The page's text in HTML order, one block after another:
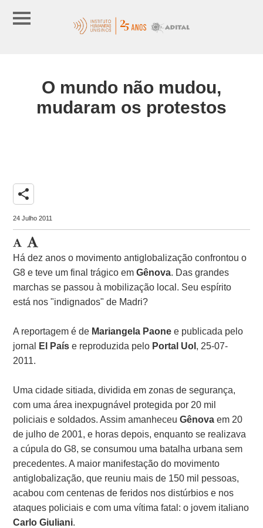
O mundo não mudou,
mudaram os protestos
share
24 Julho 2011
Há dez anos o movimento antiglobalização confrontou o
G8 e teve um final trágico emGênova. Das grandes
marchas se passou à mobilização local. Seu espírito
está nos "indignados" de Madri?
A reportagem é de Mariangela Paone e publicada pelo
jornal
El País e reproduzida pelo Portal Uol , 25-07-
2011.
Uma cidade sitiada, dividida em zonas de segurança,
com uma área inexpugnável protegida por 20 mil
policiais e soldados. Assim amanheceuGênovaem 20
de julho de 2001, e horas depois, enquanto se realizava
a cúpula do G8, se consumou uma batalha urbana sem
precedentes. A maior manifestação do movimento
antiglobalização, que reuniu mais de 150 mil pessoas,
acabou com centenas de feridos nos distúrbios e nos
ataques policiais e com uma vítima fatal: o jovem italiano
Carlo Giuliani.